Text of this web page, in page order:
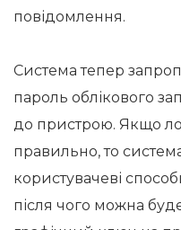
повідомлення.
Система тепер
пароль облікового
до пристрою. Якщо
правильно, то
користувачеві
після чого можна